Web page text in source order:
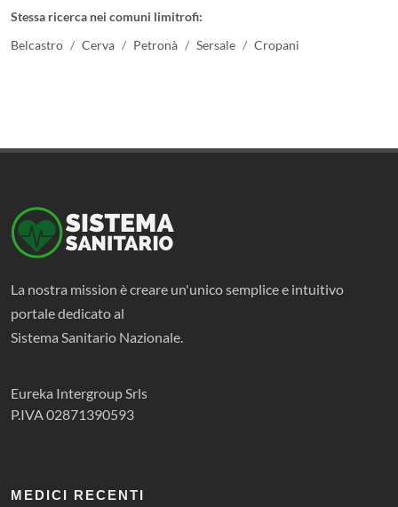
Stessa ricerca nei comuni limitrofi:
Belcastro
Cerva Petronà Sersale Cropani
La nostra mission è creare un'unico semplice e intuitivo
portale dedicato al
Sistema Sanitario Nazionale.
Eureka Intergroup Srls
P.IVA 02871390593
MEDICI RECENTI